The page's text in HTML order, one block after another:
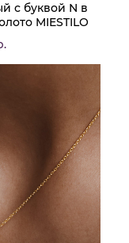
с буквой N в
MIESTILO